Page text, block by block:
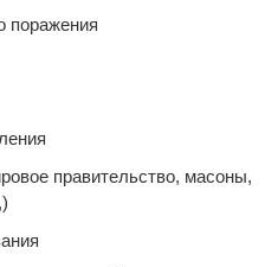
поражения
правительство, масоны,